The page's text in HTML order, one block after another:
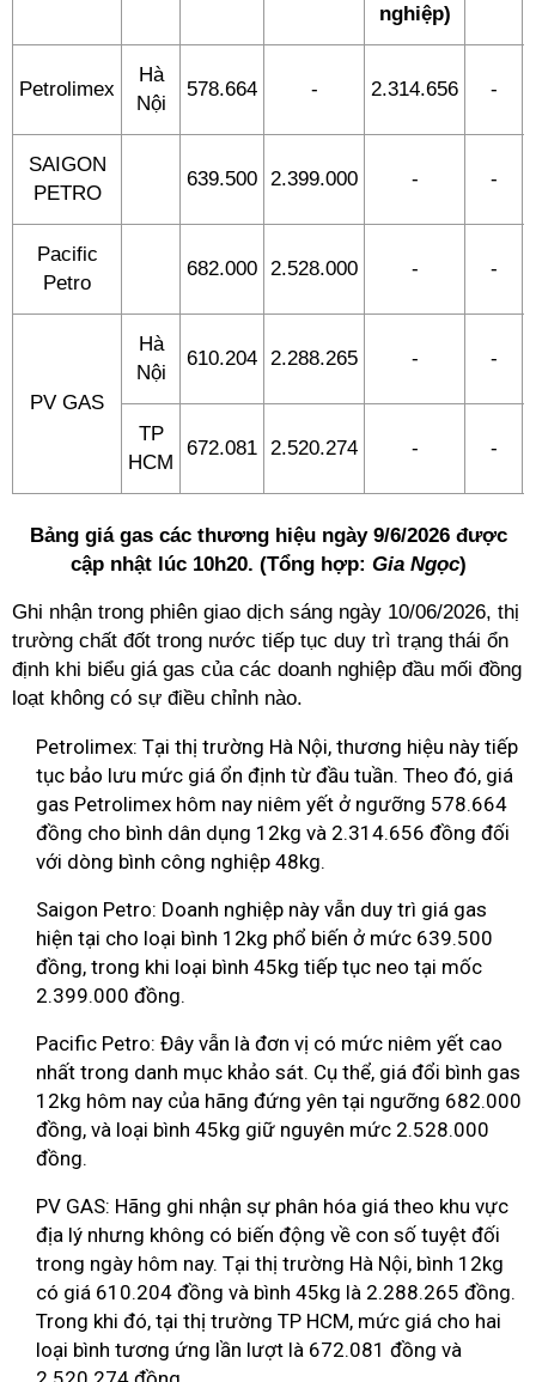
nghiệp)
Petrolimex
Hà
Nội
578.664 - 2.314.656 -
SAIGON
PETRO
639.500 2.399.000 - -
Pacific
Petro
682.000 2.528.000 - -
PV GAS
Hà
Nội
610.204 2.288.265 - -
TP
HCM
672.081 2.520.274 - -
Bảng giá gas các thương hiệu ngày 9/6/2026 được
cập nhật lúc 10h20. (Tổng hợp: Gia Ngọc)
Ghi nhận trong phiên giao dịch sáng ngày 10/06/2026, thị
trường chất đốt trong nước tiếp tục duy trì trạng thái ổn
định khi biểu giá gas của các doanh nghiệp đầu mối đồng
loạt không có sự điều chỉnh nào.
Petrolimex: Tại thị trường Hà Nội, thương hiệu này tiếp
tục bảo lưu mức giá ổn định từ đầu tuần. Theo đó, giá
gas Petrolimex hôm nay niêm yết ở ngưỡng 578.664
đồng cho bình dân dụng 12kg và 2.314.656 đồng đối
với dòng bình công nghiệp 48kg.
Saigon Petro: Doanh nghiệp này vẫn duy trì giá gas
hiện tại cho loại bình 12kg phổ biến ở mức 639.500
đồng, trong khi loại bình 45kg tiếp tục neo tại mốc
2.399.000 đồng.
Pacific Petro: Đây vẫn là đơn vị có mức niêm yết cao
nhất trong danh mục khảo sát. Cụ thể, giá đổi bình gas
12kg hôm nay của hãng đứng yên tại ngưỡng 682.000
đồng, và loại bình 45kg giữ nguyên mức 2.528.000
đồng.
PV GAS: Hãng ghi nhận sự phân hóa giá theo khu vực
địa lý nhưng không có biến động về con số tuyệt đối
trong ngày hôm nay. Tại thị trường Hà Nội, bình 12kg
có giá 610.204 đồng và bình 45kg là 2.288.265 đồng.
Trong khi đó, tại thị trường TP HCM, mức giá cho hai
loại bình tương ứng lần lượt là 672.081 đồng và